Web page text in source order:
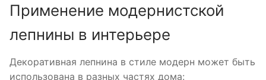
Применение модернистской
лепнины в интерьере
Декоративная лепнина в стиле модерн может быть
использована в разных частях дома: